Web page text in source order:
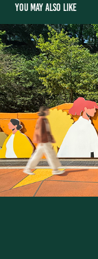
You may also like